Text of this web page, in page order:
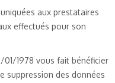
aux prestataires
effectués pour son
1978 vous fait bénéficier
suppression des données